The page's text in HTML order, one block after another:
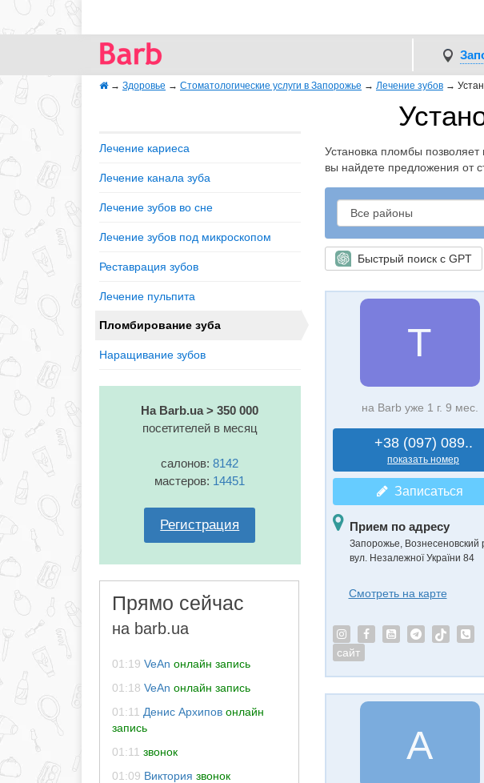
→ Здоровье → Стоматологические услуги в Запорожье → Лечение зубов →
Установка пломбы позволяет
вы найдете предложения от
Быстрый поиск с GPT
Лечение кариеса
Лечение канала зуба
Лечение зубов во сне
Лечение зубов под микроскопом
Реставрация зубов
Лечение пульпита
Пломбирование зуба
Наращивание зубов
На Barb.ua > 350 000
посетителей в месяц
салонов:8142
мастеров: 14451
Регистрация
Прямо сейчас
на barb.ua
01:19 VeAn онлайн запись
01:18 VeAn онлайн запись
01:11 Денис Архипов онлайн
запись
01:11 звонок
01:09 Виктория звонок
T
на Barb уже 1 г. 9 мес.
+38 (097) 089..
показать номер
Записаться
Прием по адресу
Запорожье, Вознесеновский
вул. Незалежної України 84
Смотреть на карте
сайт
A